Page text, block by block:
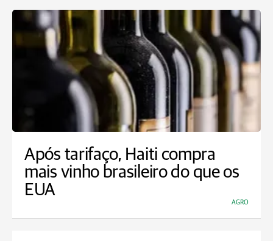
Após tarifaço, Haiti compra
mais vinho brasileiro do que os
EUA
AGRO